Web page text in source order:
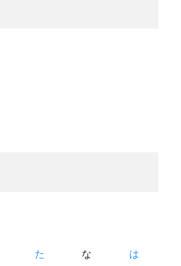
た な は